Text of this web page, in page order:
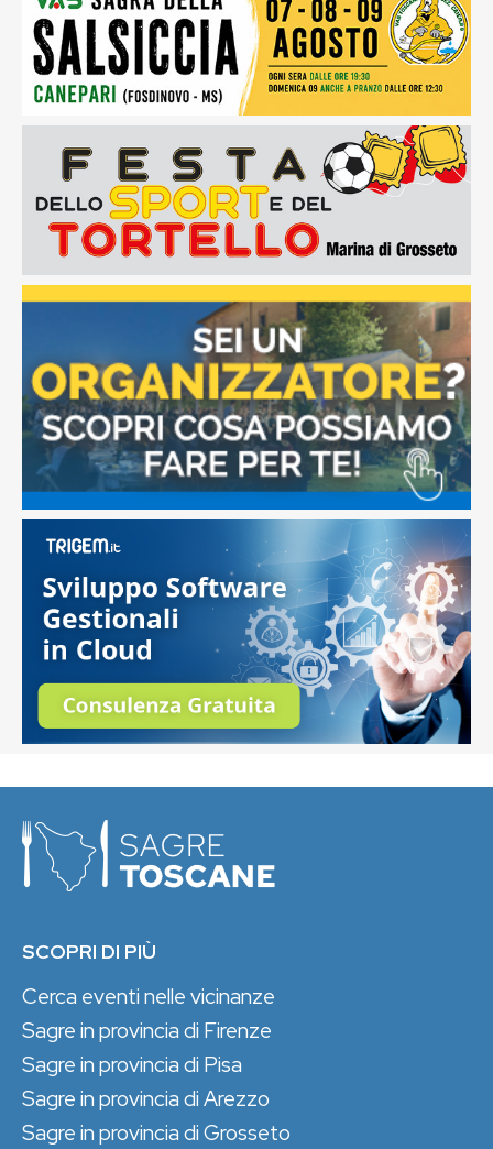
SCOPRI DI PIÙ
Cerca eventi nelle vicinanze
Sagre in provincia di Firenze
Sagre in provincia di Pisa
Sagre in provincia di Arezzo
Sagre in provincia di Grosseto